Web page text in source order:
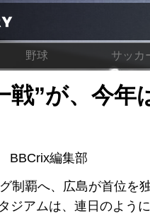
野球 サッカ
戦”が、今
BBCrix編集部
制覇へ、広島が首位を
ジアムは、連日のよう